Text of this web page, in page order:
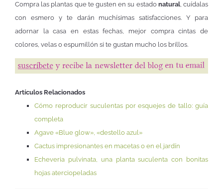
Compra las plantas que te gusten en su estadonatural, cuídalas
con esmero y te darán muchísimas satisfacciones. Y para
adornar la casa en estas fechas, mejor compra cintas de
colores, velas o espumillón si te gustan mucho los brillos.
Artículos Relacionados
Cómo reproducir suculentas por esquejes de tallo: guía
completa
Agave «Blue glow», «destello azul»
Cactus impresionantes en macetas o en el jardín
Echeveria pulvinata, una planta suculenta con bonitas
hojas aterciopeladas